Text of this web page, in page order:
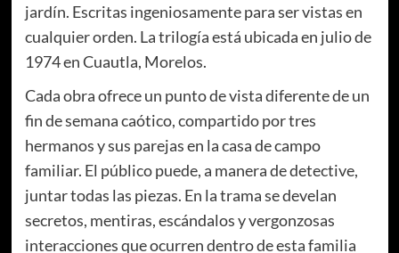
jardín. Escritas ingeniosamente para ser vistas en
cualquier orden. La trilogía está ubicada en julio de
1974 en Cuautla, Morelos.
Cada obra ofrece un punto de vista diferente de un
fin de semana caótico, compartido por tres
hermanos y sus parejas en la casa de campo
familiar. El público puede, a manera de detective,
juntar todas las piezas. En la trama se develan
secretos, mentiras, escándalos y vergonzosas
interacciones que ocurren dentro de esta familia